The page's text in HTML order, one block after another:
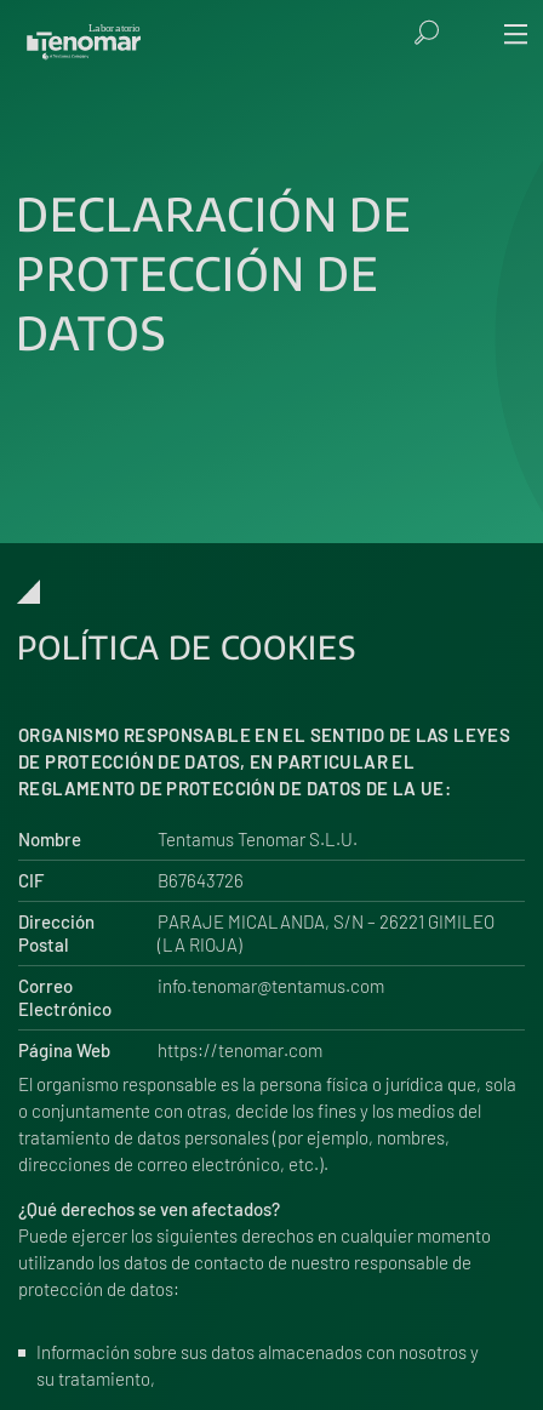
DECLARACIÓN DE
PROTECCIÓN DE
DATOS
POLÍTICA DE COOKIES
ORGANISMO RESPONSABLE EN EL SENTIDO DE LAS LEYES
DE PROTECCIÓN DE DATOS, EN PARTICULAR EL
REGLAMENTO DE PROTECCIÓN DE DATOS DE LA UE:
Nombre
Tentamus Tenomar S.L.U.
CIF
B67643726
Dirección
Postal
PARAJE MICALANDA, S/N – 26221 GIMILEO
(LA RIOJA)
Correo
Electrónico
info.tenomar@tentamus.com
Página Web
https://tenomar.com
El organismo responsable es la persona física o jurídica que, sola
o conjuntamente con otras, decide los fines y los medios del
tratamiento de datos personales (por ejemplo, nombres,
direcciones de correo electrónico, etc.).
¿Qué derechos se ven afectados?
Puede ejercer los siguientes derechos en cualquier momento
utilizando los datos de contacto de nuestro responsable de
protección de datos:
Información sobre sus datos almacenados con nosotros y
su tratamiento,